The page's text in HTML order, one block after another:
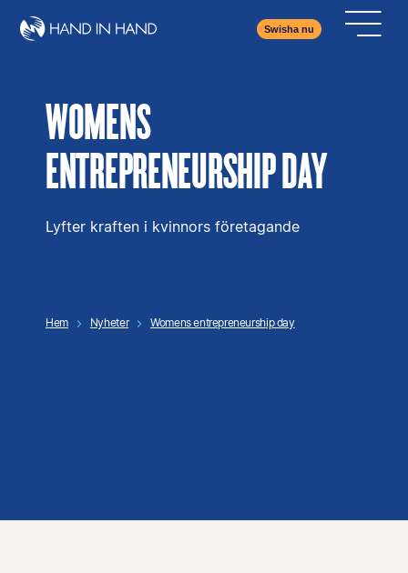
Swisha nu
WOMENS
ENTREPRENEURSHIP DAY
Lyfter kraften i kvinnors företagande
Hem Nyheter Womens entrepreneurship day